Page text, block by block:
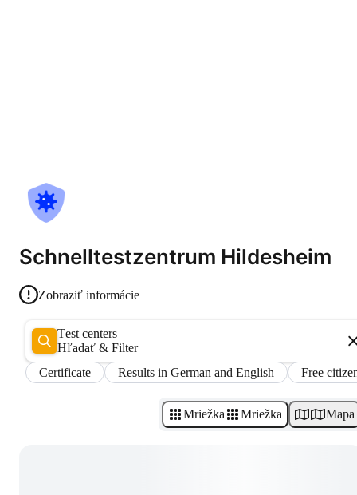
Schnelltestzentrum Hildesheim
Zobraziť informácie
Test centers
Hľadať & Filter
Certificate
Results in German and English Free
Mriežka Mriežka Mapa